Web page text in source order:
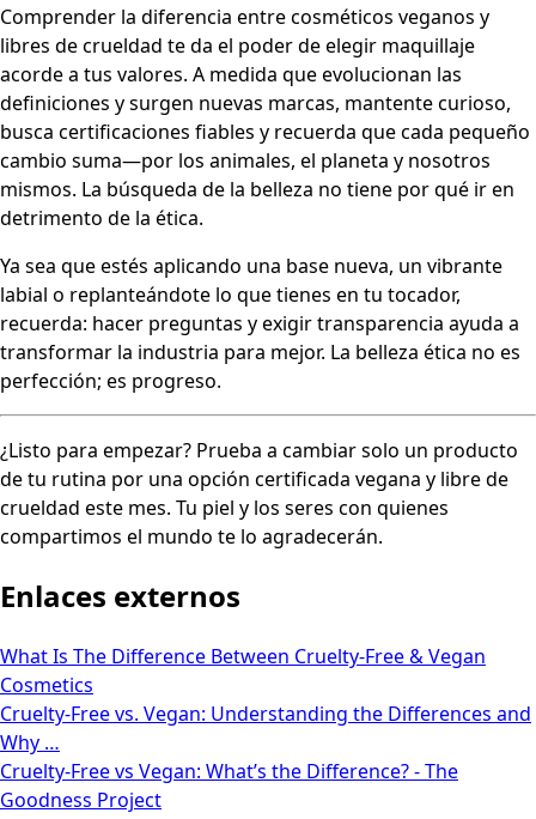
Comprender la diferencia entre cosméticos veganos y
libres de crueldad te da el poder de elegir maquillaje
acorde a tus valores. A medida que evolucionan las
definiciones y surgen nuevas marcas, mantente curioso,
busca certificaciones fiables y recuerda que cada pequeño
cambio suma—por los animales, el planeta y nosotros
mismos. La búsqueda de la belleza no tiene por qué ir en
detrimento de la ética.
Ya sea que estés aplicando una base nueva, un vibrante
labial o replanteándote lo que tienes en tu tocador,
recuerda: hacer preguntas y exigir transparencia ayuda a
transformar la industria para mejor. La belleza ética no es
perfección; es progreso.
¿Listo para empezar? Prueba a cambiar solo un producto
de tu rutina por una opción certificada vegana y libre de
crueldad este mes. Tu piel y los seres con quienes
compartimos el mundo te lo agradecerán.
Enlaces externos
What Is The Difference Between Cruelty-Free & Vegan
Cosmetics
Cruelty-Free vs. Vegan: Understanding the Differences and
Why …
Cruelty-Free vs Vegan: What’s the Difference? - The
Goodness Project